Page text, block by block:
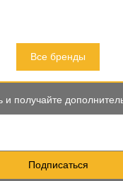
Все бренды
и получайте
Подписаться